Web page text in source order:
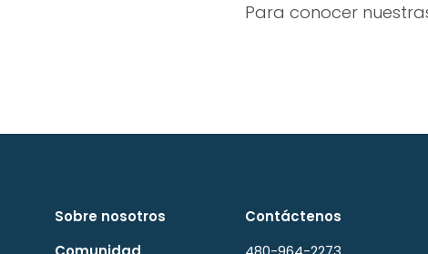
Para conocer
Sobre nosotros
Contáctenos